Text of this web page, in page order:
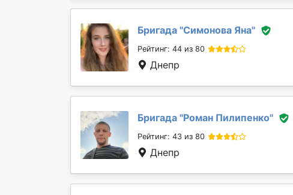
Бригада "Симонова Яна"
Рейтинг: 44 из 80
Днепр
Бригада "Роман Пилипенко"
Рейтинг: 43 из 80
Днепр